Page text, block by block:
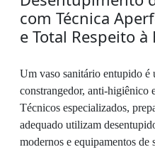
com Técnica
e Total Respeito
Um vaso sanitário entupido é
constrangedor, anti-higiênico
Técnicos especializados,
adequado utilizam
modernos e equipamentos de